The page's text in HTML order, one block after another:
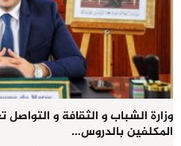
وزارة الشباب و الثقافة و
المكلفين بالدروس…